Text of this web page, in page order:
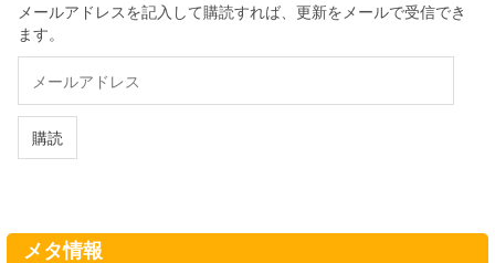
メールアドレスを記入して購読すれば、更新をメールで受信でき
ます。
ル
ド
購読
メタ情報